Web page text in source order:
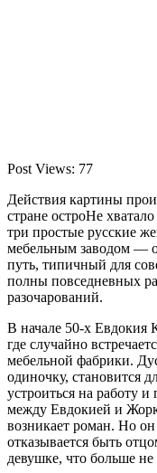
Post Views: 77
Действия картины происходят в послевоенные годы, когда в
стране остроНе
три простые русские
мебельным заводом —
путь, типичный для
полны повседневных
разочарований.
В начале 50-х Евдокия
где случайно
мебельной фабрики.
одиночку, становится
устроиться на работу
между Евдокией и
возникает роман. Но
отказывается быть
девушке, что больше не